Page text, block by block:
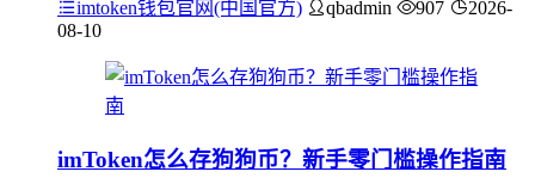
imtoken钱包官网(中国官方) qbadmin 907
2026-
08-10
imToken怎么存狗狗币？新手零门槛操作指南